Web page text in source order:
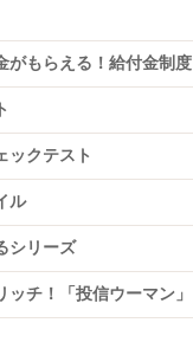
がもらえる！給付金制度
ックテスト
ル
シリーズ
ッチ！「投信ウーマン」